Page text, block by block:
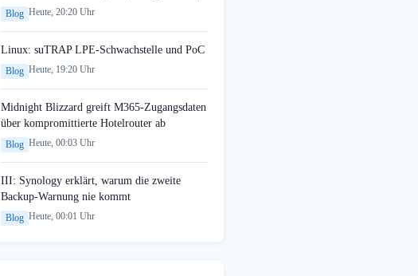
Blog Heute, 20:20 Uhr
Linux: suTRAP LPE-Schwachstelle und PoC
Blog Heute, 19:20 Uhr
Midnight Blizzard greift M365-Zugangsdaten
über kompromittierte Hotelrouter ab
Blog Heute, 00:03 Uhr
III: Synology erklärt, warum die zweite
Backup-Warnung nie kommt
Blog Heute, 00:01 Uhr